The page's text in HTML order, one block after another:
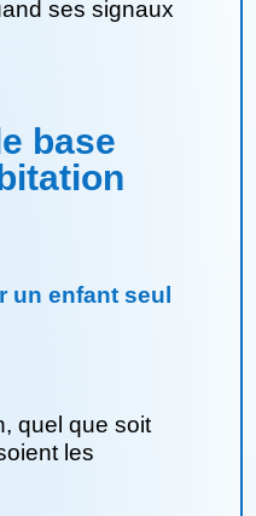
ses signaux
base
un enfant seul
quel que soit
les